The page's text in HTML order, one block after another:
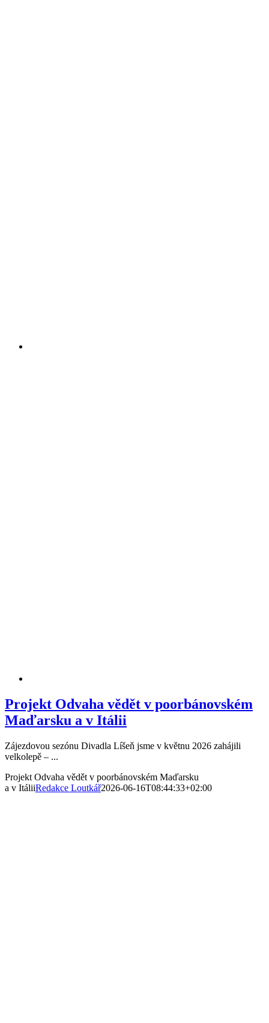
Projekt Odvaha vědět v poorbánovském
Maďarsku a v Itálii
Zájezdovou sezónu Divadla Líšeň jsme v květnu 2026 zahájili
velkolepě – ...
Projekt Odvaha vědět v poorbánovském Maďarsku
a v ItáliiRedakce Loutkář2026-06-16T08:44:33+02:00